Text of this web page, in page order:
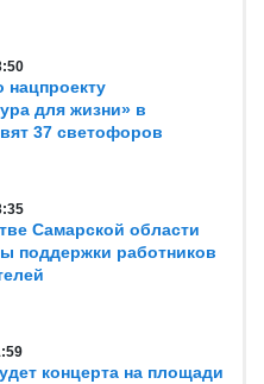
нацпроекту
для жизни» в
37 светофоров
Самарской области
поддержки работников
концерта на площади